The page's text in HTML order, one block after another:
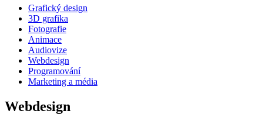
Grafický design
3D grafika
Fotografie
Animace
Audiovize
Webdesign
Programování
Marketing a média
Webdesign